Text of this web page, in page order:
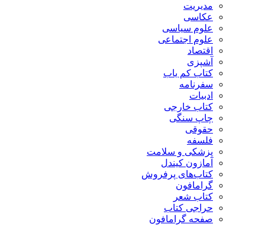
مدیریت
عکاسی
علوم سیاسی
علوم اجتماعی
اقتصاد
آشپزی
کتاب کم یاب
سفرنامه
ادبیات
کتاب خارجی
چاپ سنگی
حقوقی
فلسفه
پزشکی و سلامت
آمازون کیندل
کتاب‌های پرفروش
گرامافون
کتاب شعر
حراجی کتاب
صفحه گرامافون